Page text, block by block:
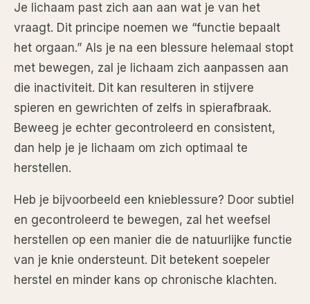
Je lichaam past zich aan aan wat je van het
vraagt. Dit principe noemen we “functie bepaalt
het orgaan.” Als je na een blessure helemaal stopt
met bewegen, zal je lichaam zich aanpassen aan
die inactiviteit. Dit kan resulteren in stijvere
spieren en gewrichten of zelfs in spierafbraak.
Beweeg je echter gecontroleerd en consistent,
dan help je je lichaam om zich optimaal te
herstellen.
Heb je bijvoorbeeld een knieblessure? Door subtiel
en gecontroleerd te bewegen, zal het weefsel
herstellen op een manier die de natuurlijke functie
van je knie ondersteunt. Dit betekent soepeler
herstel en minder kans op chronische klachten.